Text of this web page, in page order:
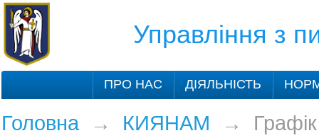
Управління з
ПРО НАС ДІЯЛЬНІСТЬ
Головна→ КИЯНАМ →